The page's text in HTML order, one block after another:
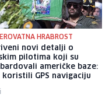
HRABROST
novi detalji o
pilotima koji su
američke baze:
koristili GPS navigaciju